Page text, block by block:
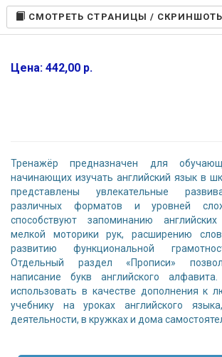
CМОТРЕТЬ СТРАНИЦЫ /
Цена: 442,00 р.
Тренажёр предназначен для
начинающих изучать английский язык в
представлены увлекательные
различных форматов и уровней
способствуют запоминанию
мелкой моторики рук, расширению
развитию функциональной
Отдельный раздел «Прописи»
написание букв английского
использовать в качестве дополнения к
учебнику на уроках английского
деятельности, в кружках и дома